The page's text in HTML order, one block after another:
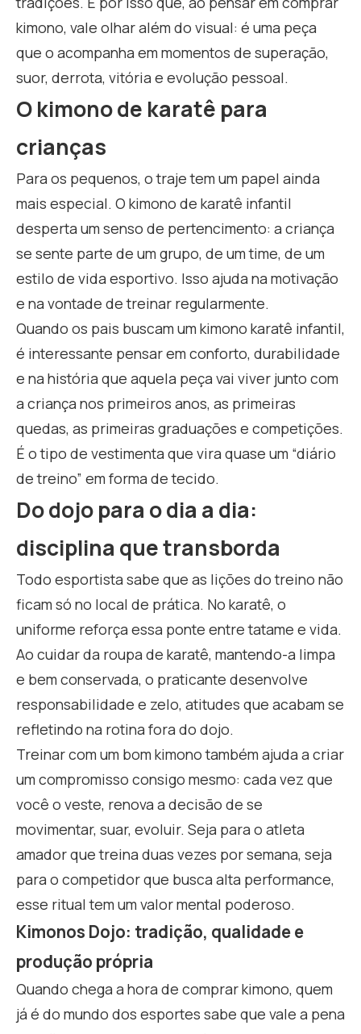
kimono, vale olhar além do visual: é uma peça
que o acompanha em momentos de superação,
suor, derrota, vitória e evolução pessoal.
O kimono de karatê para
crianças
Para os pequenos, o traje tem um papel ainda
mais especial. O kimono de karatê infantil
desperta um senso de pertencimento: a criança
se sente parte de um grupo, de um time, de um
estilo de vida esportivo. Isso ajuda na motivação
e na vontade de treinar regularmente.
Quando os pais buscam um kimono karatê infantil,
é interessante pensar em conforto, durabilidade
e na história que aquela peça vai viver junto com
a criança nos primeiros anos, as primeiras
quedas, as primeiras graduações e competições.
É o tipo de vestimenta que vira quase um “diário
de treino” em forma de tecido.
Do dojo para o dia a dia:
disciplina que transborda
Todo esportista sabe que as lições do treino não
ficam só no local de prática. No karatê, o
uniforme reforça essa ponte entre tatame e vida.
Ao cuidar da roupa de karatê, mantendo-a limpa
e bem conservada, o praticante desenvolve
responsabilidade e zelo, atitudes que acabam se
refletindo na rotina fora do dojo.
Treinar com um bom kimono também ajuda a criar
um compromisso consigo mesmo: cada vez que
você o veste, renova a decisão de se
movimentar, suar, evoluir. Seja para o atleta
amador que treina duas vezes por semana, seja
para o competidor que busca alta performance,
esse ritual tem um valor mental poderoso.
Kimonos Dojo: tradição, qualidade e
produção própria
Quando chega a hora de comprar kimono, quem
já é do mundo dos esportes sabe que vale a pena